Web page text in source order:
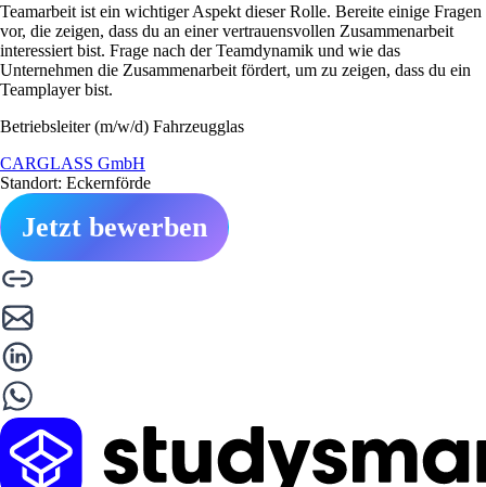
Teamarbeit ist ein wichtiger Aspekt dieser Rolle. Bereite einige Fragen
vor, die zeigen, dass du an einer vertrauensvollen Zusammenarbeit
interessiert bist. Frage nach der Teamdynamik und wie das
Unternehmen die Zusammenarbeit fördert, um zu zeigen, dass du ein
Teamplayer bist.
Betriebsleiter (m/w/d) Fahrzeugglas
CARGLASS GmbH
Standort: Eckernförde
Jetzt bewerben